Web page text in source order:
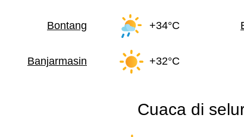
Bontang +34°C
Banjarmasin +32°C
Cuaca di